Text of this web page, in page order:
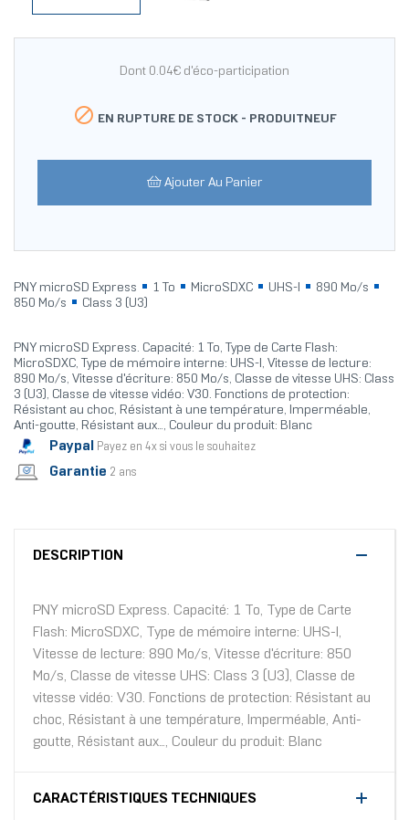
Dont 0.04€ d'éco-participation
 EN RUPTURE DE STOCK - PRODUITNEUF
Ajouter Au Panier
PNY microSD Express 1 To MicroSDXC UHS-I
890 Mo/s
850 Mo/s
Class 3 (U3)
PNY microSD Express. Capacité: 1 To, Type de Carte Flash:
MicroSDXC, Type de mémoire interne: UHS-I, Vitesse de lecture:
890 Mo/s, Vitesse d'écriture: 850 Mo/s, Classe de vitesse UHS: Class
3 (U3), Classe de vitesse vidéo: V30. Fonctions de protection:
Résistant au choc, Résistant à une température, Imperméable,
Anti-goutte, Résistant aux..., Couleur du produit: Blanc
Paypal Payez en 4x si vous le souhaitez
Garantie 2 ans
DESCRIPTION
PNY microSD Express. Capacité: 1 To, Type de Carte
Flash: MicroSDXC, Type de mémoire interne: UHS-I,
Vitesse de lecture: 890 Mo/s, Vitesse d'écriture: 850
Mo/s, Classe de vitesse UHS: Class 3 (U3), Classe de
vitesse vidéo: V30. Fonctions de protection: Résistant au
choc, Résistant à une température, Imperméable, Anti-
goutte, Résistant aux..., Couleur du produit: Blanc
CARACTÉRISTIQUES TECHNIQUES